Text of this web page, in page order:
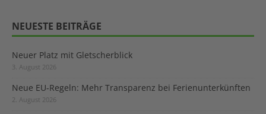
NEUESTE BEITRÄGE
Neuer Platz mit Gletscherblick
3. August 2026
Neue EU-Regeln: Mehr Transparenz bei Ferienunterkünften
2. August 2026